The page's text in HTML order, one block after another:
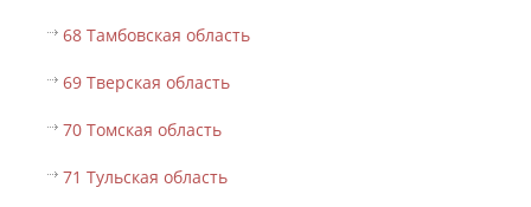
68 Тамбовская область
69 Тверская область
70 Томская область
71 Тульская область